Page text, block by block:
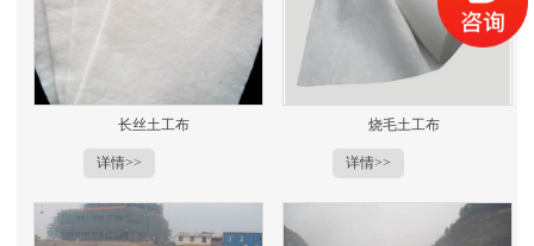
长丝土工布
详情>>
烧毛土工布
详情>>